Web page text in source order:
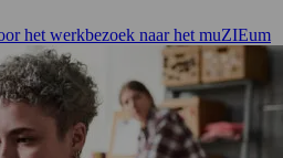
het werkbezoek naar het muZIEum